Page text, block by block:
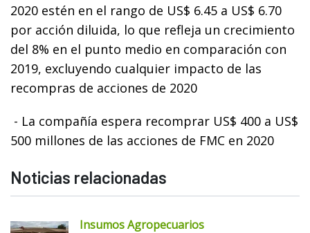
2020 estén en el rango de US$ 6.45 a US$ 6.70
por acción diluida, lo que refleja un crecimiento
del 8% en el punto medio en comparación con
2019, excluyendo cualquier impacto de las
recompras de acciones de 2020
- La compañía espera recomprar US$ 400 a US$
500 millones de las acciones de FMC en 2020
Noticias relacionadas
Insumos Agropecuarios